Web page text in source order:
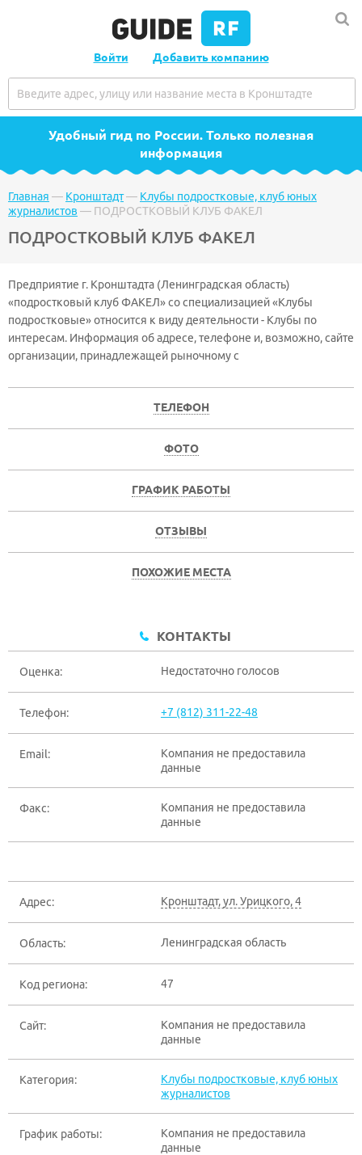
Войти Добавить компанию
Удобный гид по России. Только полезная
информация
Главная — Кронштадт— Клубы подростковые, клуб юных
журналистов — ПОДРОСТКОВЫЙ КЛУБ ФАКЕЛ
ПОДРОСТКОВЫЙ КЛУБ ФАКЕЛ
Предприятие г. Кронштадта (Ленинградская область)
«подростковый клуб ФАКЕЛ» со специализацией «Клубы
подростковые» относится к виду деятельности - Клубы по
интересам. Информация об адресе, телефоне и, возможно, сайте
организации, принадлежащей рыночному с
ТЕЛЕФОН
ФОТО
ГРАФИК РАБОТЫ
ОТЗЫВЫ
ПОХОЖИЕ МЕСТА
КОНТАКТЫ
Оценка: Недостаточно голосов
Телефон: +7 (812) 311-22-48
Email:
Компания не предоставила
данные
Факс:
Компания не предоставила
данные
Адрес: Кронштадт,ул. Урицкого, 4
Область: Ленинградская область
Код региона: 47
Сайт:
Компания не предоставила
данные
Категория:
Клубы подростковые, клуб юных
журналистов
График работы:
Компания не предоставила
данные